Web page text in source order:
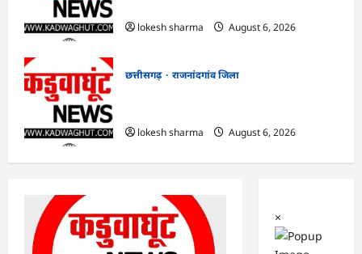
lokesh sharma
August 6, 2026
छत्तीसगढ़
राजनांदगांव जिला
lokesh sharma
August 6, 2026
×